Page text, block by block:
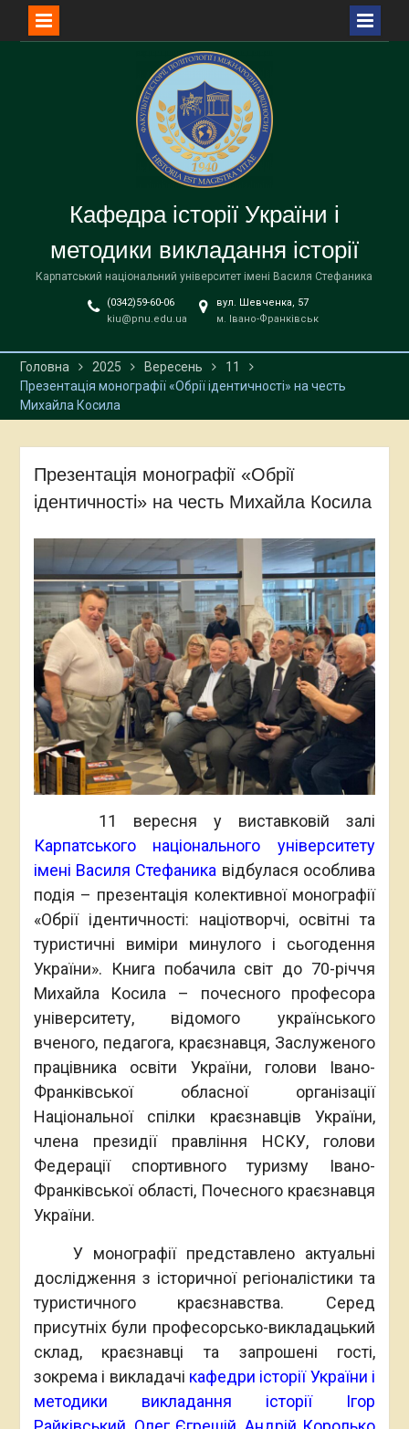
Кафедра історії України і
методики викладання історії
Карпатський національний університет імені Василя Стефаника
(0342)59-60-06
kiu@pnu.edu.ua
вул. Шевченка, 57
м. Івано-Франківськ
Головна 2025 Вересень
11
Презентація монографії «Обрії ідентичності» на честь
Михайла Косила
Презентація монографії «Обрії
ідентичності» на честь Михайла Косила
11 вересня у виставковій залі
Карпатського національного університету
імені Василя Стефаника відбулася особлива
подія – презентація колективної монографії
«Обрії ідентичності: націотворчі, освітні та
туристичні виміри минулого і сьогодення
України». Книга побачила світ до 70-річчя
Михайла Косила – почесного професора
університету, відомого українського
вченого, педагога, краєзнавця, Заслуженого
працівника освіти України, голови Івано-
Франківської обласної організації
Національної спілки краєзнавців України,
члена президії правління НСКУ, голови
Федерації спортивного туризму Івано-
Франківської області, Почесного краєзнавця
України.
У монографії представлено актуальні
дослідження з історичної регіоналістики та
туристичного краєзнавства. Серед
присутніх були професорсько-викладацький
склад, краєзнавці та запрошені гості,
зокрема і викладачі кафедри історії України і
методики викладання історії
Ігор